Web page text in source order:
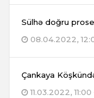
Sülhə doğru
08.04.2022,
Çankaya
11.03.2022, 11:00